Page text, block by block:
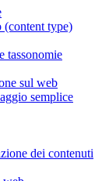
(content type)
tassonomie
sul web
semplice
dei contenuti